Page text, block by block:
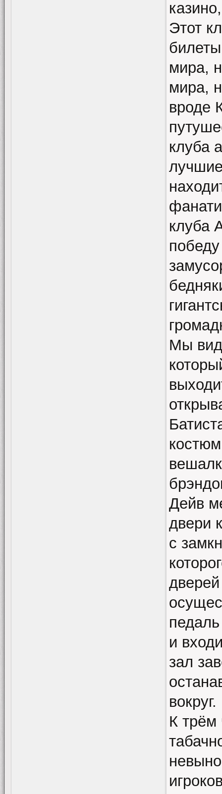
Этот
мира,
мира,
вроде
клуба
клуба
Мы
Дейв
двери
с
дверей
и
зал
вокруг.
К трём